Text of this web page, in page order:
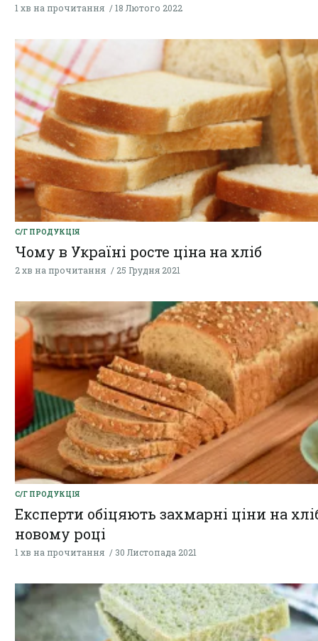
1 хв на прочитання 18 Лютого 2022
С/Г ПРОДУКЦІЯ
Чому в Україні росте ціна на хліб
2 хв на прочитання 25 Грудня 2021
С/Г ПРОДУКЦІЯ
Експерти обіцяють захмарні ціни на
новому році
1 хв на прочитання 30 Листопада 2021